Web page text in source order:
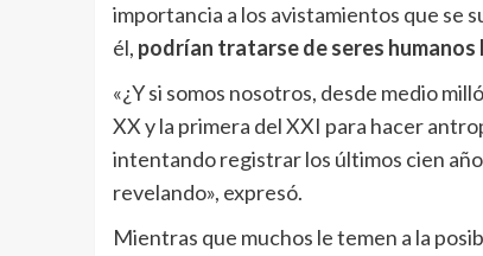
importancia a los avistamientos que se
él, podrían tratarse de seres
«¿Y si somos nosotros, desde medio
XX y la primera del XXI para hacer
intentando registrar los últimos cien
revelando», expresó.
Mientras que muchos le temen a la